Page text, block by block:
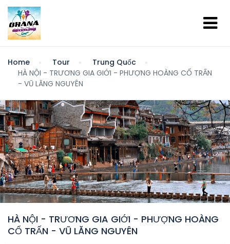
Home Tour
Trung Quốc
HÀ NỘI - TRƯƠNG GIA GIỚI - PHƯỢNG HOÀNG CỔ TRẤN
- VŨ LĂNG NGUYÊN
HÀ NỘI - TRƯƠNG GIA GIỚI - PHƯỢNG HOÀNG
CỔ TRẤN - VŨ LĂNG NGUYÊN